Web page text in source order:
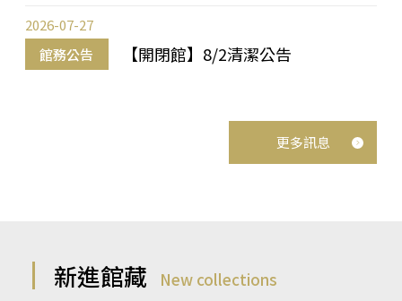
館務公告 【開閉館】8/2清潔公告
2026-07-27
更多訊息
新進館藏 New collections